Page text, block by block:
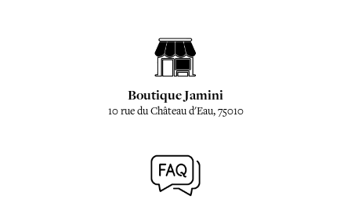
Boutique Jamini
10 rue du Château d'Eau, 75010